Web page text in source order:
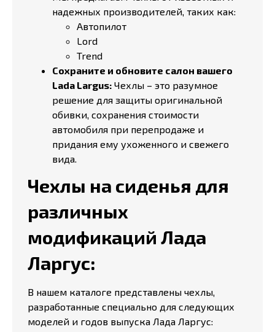
надежных производителей, таких как:
Автопилот
Lord
Trend
Сохраните и обновите салон вашего
Lada Largus: Чехлы – это разумное
решение для защиты оригинальной
обивки, сохранения стоимости
автомобиля при перепродаже и
придания ему ухоженного и свежего
вида.
Чехлы на сиденья для
различных
модификаций Лада
Ларгус:
В нашем каталоге представлены чехлы,
разработанные специально для следующих
моделей и годов выпуска Лада Ларгус: